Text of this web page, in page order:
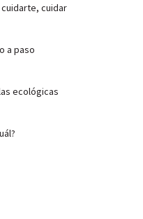
cuidar
a paso
ecológicas